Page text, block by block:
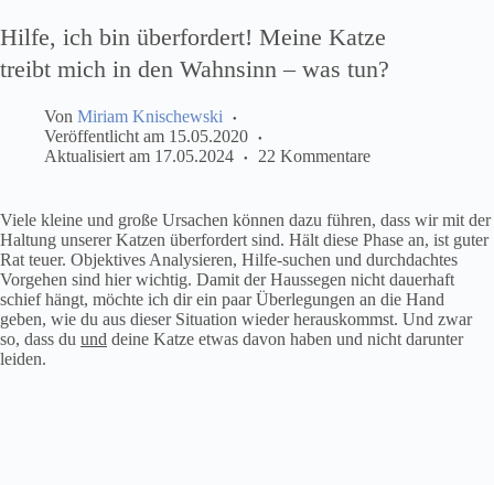
Hilfe, ich bin überfordert! Meine Katze
treibt mich in den Wahnsinn – was tun?
Von Miriam Knischewski
Veröffentlicht am 15.05.2020
Aktualisiert am 17.05.2024 22 Kommentare
Viele kleine und große Ursachen können dazu führen, dass wir mit der
Haltung unserer Katzen überfordert sind. Hält diese Phase an, ist guter
Rat teuer. Objektives Analysieren, Hilfe-suchen und durchdachtes
Vorgehen sind hier wichtig. Damit der Haussegen nicht dauerhaft
schief hängt, möchte ich dir ein paar Überlegungen an die Hand
geben, wie du aus dieser Situation wieder herauskommst. Und zwar
so, dass du und deine Katze etwas davon haben und nicht darunter
leiden.